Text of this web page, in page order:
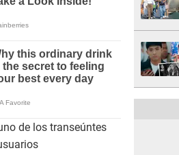
de los transeúntes